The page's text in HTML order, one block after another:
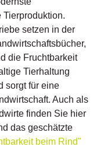
setzen in der
die Fruchtbarkeit
Tierhaltung
sorgt für eine
Auch als
finden Sie hier
das geschätzte
beim Rind"